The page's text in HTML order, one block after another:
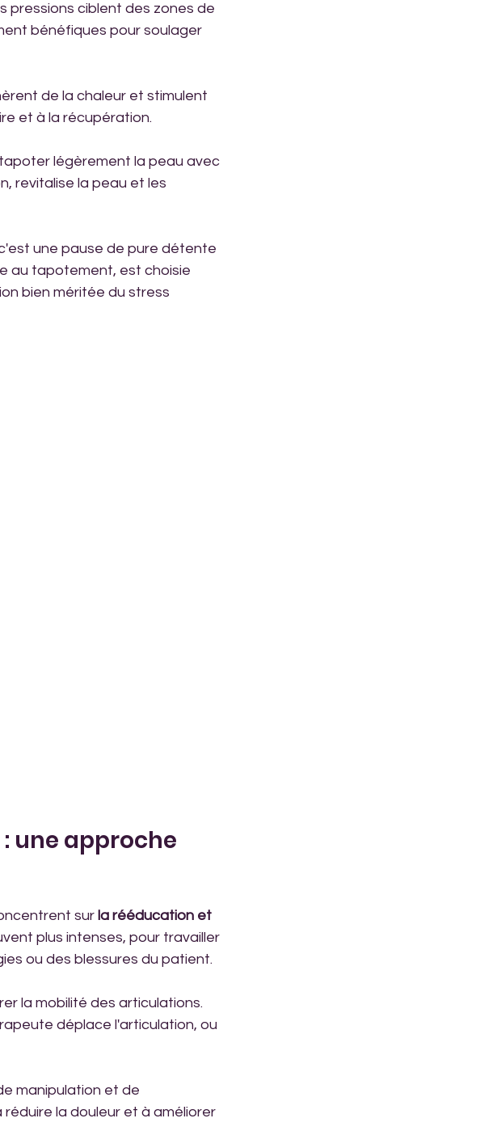
pressions ciblent des zones de
bénéfiques pour soulager
de la chaleur et stimulent
et à la récupération.
légèrement la peau avec
revitalise la peau et les
une pause de pure détente
au tapotement, est choisie
bien méritée du stress
une approche
sur la rééducation et
plus intenses, pour travailler
ou des blessures du patient.
la mobilité des articulations.
déplace l'articulation, ou
manipulation et de
la douleur et à améliorer